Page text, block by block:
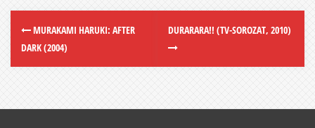
MURAKAMI HARUKI: AFTER
DARK (2004)
DURARARA!! (TV-SOROZAT, 2010)